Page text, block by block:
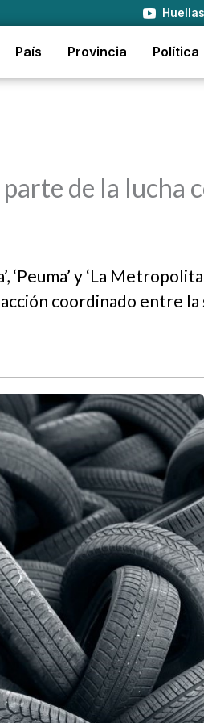
País Provincia Política
de la lucha
‘Peuma’ y ‘La
coordinado entre